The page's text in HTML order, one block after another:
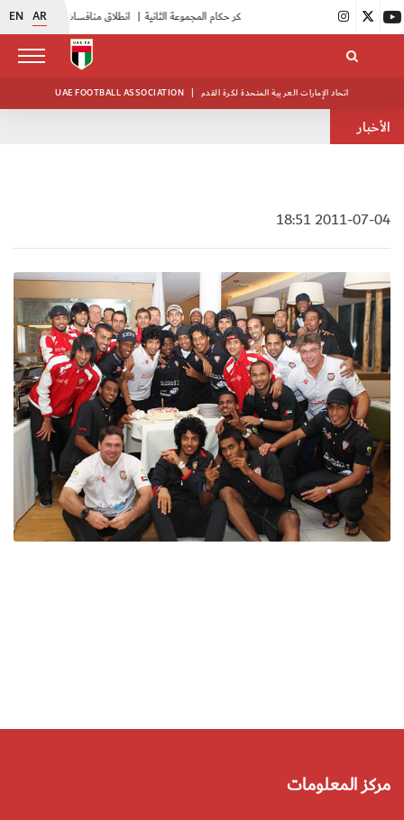
EN AR |
UAE FOOTBALL ASSOCIATION | اتحاد الإمارات العربية المتحدة لكرة القدم
الأخبار
2011-07-04 18:51
مركز المعلومات